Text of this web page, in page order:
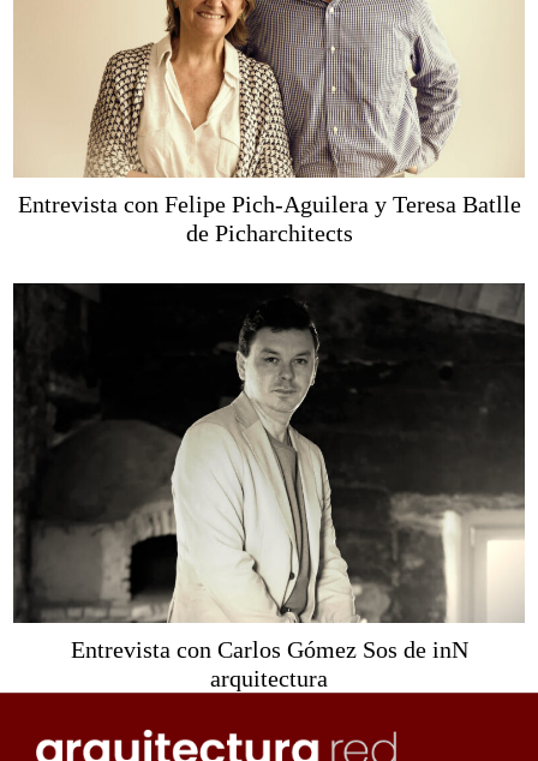
Entrevista con Felipe Pich-Aguilera y Teresa Batlle
de Picharchitects
Entrevista con Carlos Gómez Sos de inN
arquitectura